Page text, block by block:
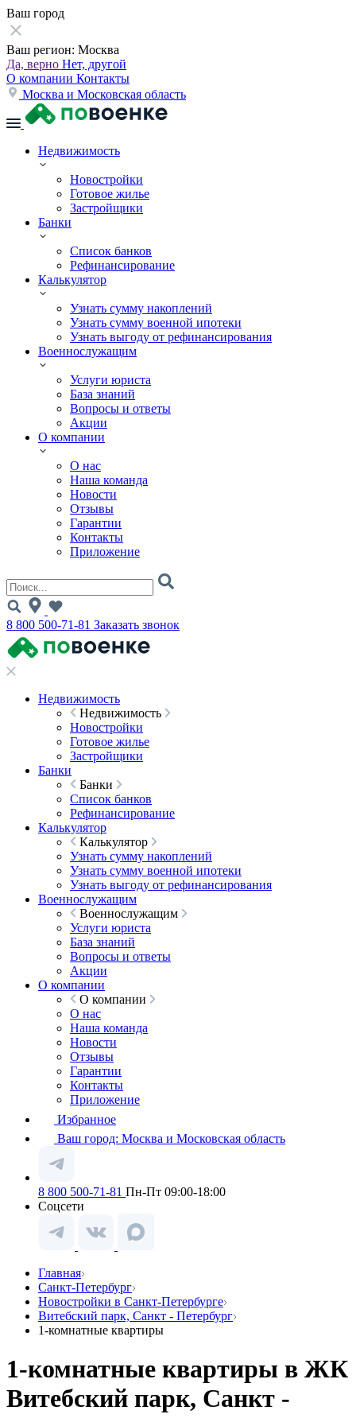
Ваш город
Ваш регион: Москва
Да, верно Нет, другой
О компании Контакты
Москва и Московская область
Недвижимость
Новостройки
Готовое жилье
Застройщики
Банки
Список банков
Рефинансирование
Калькулятор
Узнать сумму накоплений
Узнать сумму военной ипотеки
Узнать выгоду от рефинансирования
Военнослужащим
Услуги юриста
База знаний
Вопросы и ответы
Акции
О компании
О нас
Наша команда
Новости
Отзывы
Гарантии
Контакты
Приложение
8 800 500-71-81 Заказать звонок
Недвижимость
Недвижимость
Новостройки
Готовое жилье
Застройщики
Банки
Банки
Список банков
Рефинансирование
Калькулятор
Калькулятор
Узнать сумму накоплений
Узнать сумму военной ипотеки
Узнать выгоду от рефинансирования
Военнослужащим
Военнослужащим
Услуги юриста
База знаний
Вопросы и ответы
Акции
О компании
О компании
О нас
Наша команда
Новости
Отзывы
Гарантии
Контакты
Приложение
Избранное
Ваш город: Москва и Московская область
8 800 500-71-81 Пн-Пт 09:00-18:00
Соцсети
Главная
Санкт-Петербург
Новостройки в Санкт-Петербурге
Витебский парк, Санкт - Петербург
1-комнатные квартиры
1-комнатные квартиры в ЖК
Витебский парк, Санкт -